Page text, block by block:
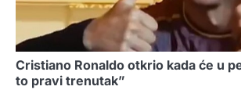
Cristiano Ronaldo otkrio kada će u
to pravi trenutak”